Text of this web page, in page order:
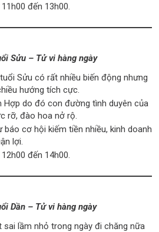
đến 13h00.
Sửu – Tử vi hàng ngày
Sửu có rất nhiều biến động nhưng
hướng tích cực.
Hợp do đó con đường tình duyên của
rỡ, đào hoa nở rộ.
báo cơ hội kiếm tiền nhiều, kinh doanh
lợi.
đến 14h00.
Dần – Tử vi hàng ngày
sai lầm nhỏ trong ngày đi chăng nữa